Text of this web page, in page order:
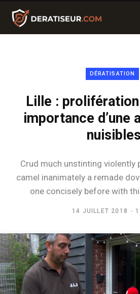
DÉRATISATION
Lille :
importance d’une
nuisibles
Crud much unstinting violently
camel inanimately a remade
one concisely before with
14 JUILLET 2018